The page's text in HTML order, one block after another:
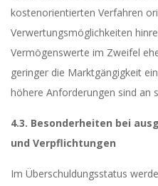
kostenorientierten Verfahren
Verwertungsmöglichkeiten
Vermögenswerte im Zweifel
geringer die Marktgängigkeit
höhere Anforderungen sind an
4.3. Besonderheiten bei
und Verpflichtungen
Im Überschuldungsstatus